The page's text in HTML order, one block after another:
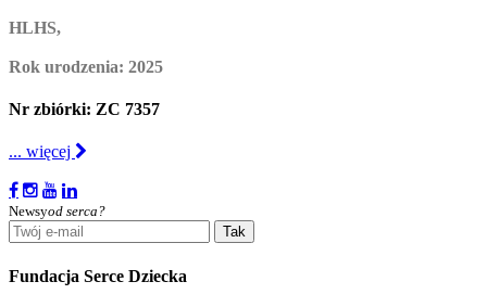
HLHS,
Rok urodzenia: 2025
Nr zbiórki: ZC 7357
... więcej
Newsyod serca?
Tak
Fundacja Serce Dziecka